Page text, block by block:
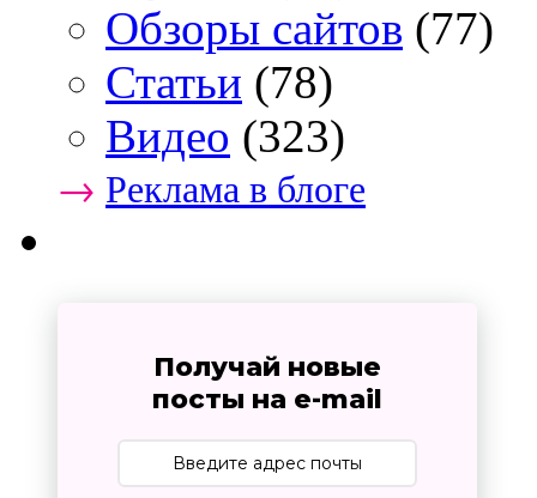
Обзоры сайтов (77)
Статьи (78)
Видео (323)
→ Реклама в блоге
Получай новые
посты на e-mail